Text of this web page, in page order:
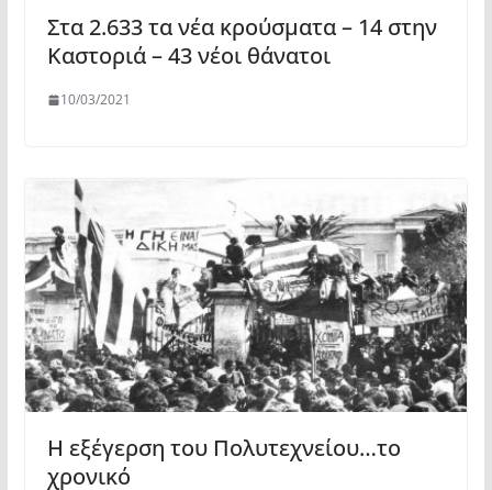
Στα 2.633 τα νέα κρούσματα – 14 στην
Καστοριά – 43 νέοι θάνατοι
10/03/2021
Η εξέγερση του Πολυτεχνείου…το
χρονικό